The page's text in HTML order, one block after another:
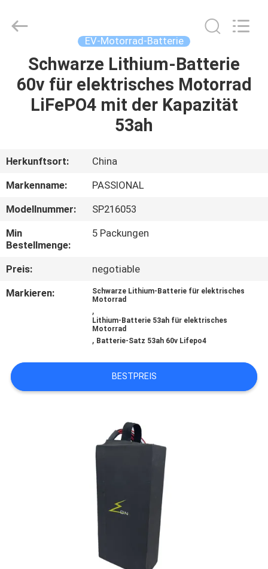
HAUS
PRODUKTE
UNS
AUSFLUG
TRETEN
UNS
IN
VERBINDUNG
NACHRICHTEN
EV-Motorrad-Batterie
Schwarze Lithium-Batterie
60v für elektrisches Motorrad
LiFePO4 mit der Kapazität
53ah
Herkunftsort:
China
Markenname:
PASSIONAL
Modellnummer:
SP216053
Min
Bestellmenge:
5 Packungen
Preis:
negotiable
Markieren:
Schwarze Lithium-Batterie für elektrisches
Motorrad
,
Lithium-Batterie 53ah für elektrisches
Motorrad
, Batterie-Satz 53ah 60v Lifepo4
BESTPREIS